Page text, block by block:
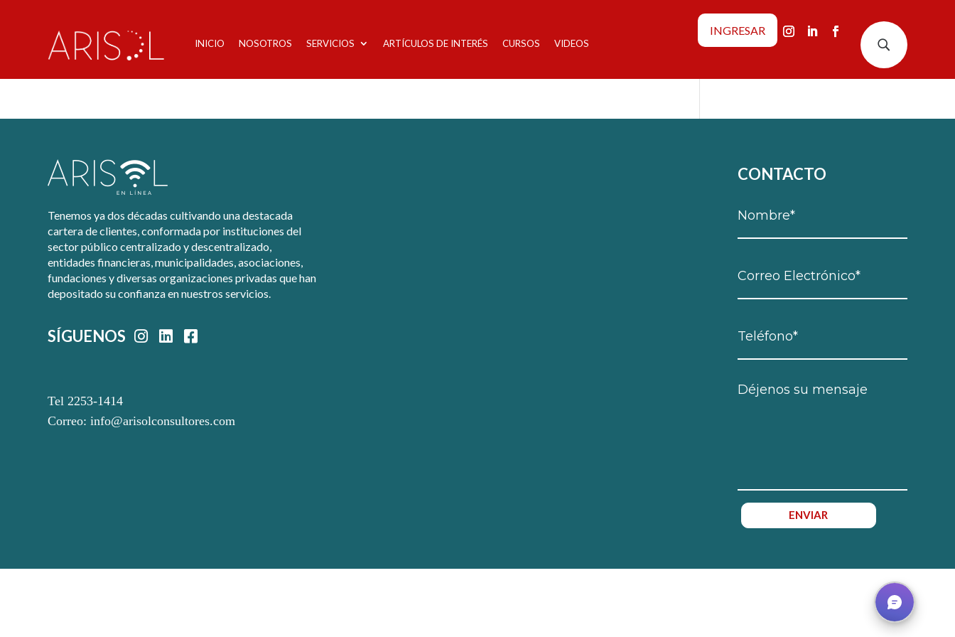
INICIO NOSOTROS SERVICIOS ARTÍCULOS DE INTERÉS CURSOS VIDEOS U
INGRESAR
Enroll Students – New
Tenemos ya dos décadas cultivando una destacada
cartera de clientes, conformada por instituciones del
sector público centralizado y descentralizado,
entidades financieras, municipalidades, asociaciones,
fundaciones y diversas organizaciones privadas que han
depositado su confianza en nuestros servicios.
SÍGUENOS
Tel 2253-1414
Correo:info@arisolconsultores.com
CONTACTO
ENVIAR